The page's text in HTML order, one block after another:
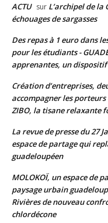
ACTU sur L’archipel de la
échouages de sargasses
Des repas à 1 euro dans
pour les étudiants -
apprenantes, un dispositif
Création d’entreprises,
accompagner les porteurs
ZIBO, la tisane relaxante
La revue de presse du 27
espace de partage qui
guadeloupéen
MOLOKOÏ, un espace de
paysage urbain
Rivières de nouveau
chlordécone